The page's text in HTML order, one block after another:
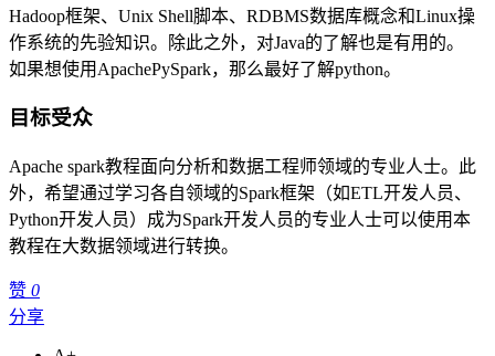
Hadoop框架、Unix Shell脚本、RDBMS数据库概念和Linux操
作系统的先验知识。除此之外，对Java的了解也是有用的。
如果想使用ApachePySpark，那么最好了解python。
目标受众
Apache spark教程面向分析和数据工程师领域的专业人士。此
外，希望通过学习各自领域的Spark框架（如ETL开发人员、
Python开发人员）成为Spark开发人员的专业人士可以使用本
教程在大数据领域进行转换。
赞 0
分享